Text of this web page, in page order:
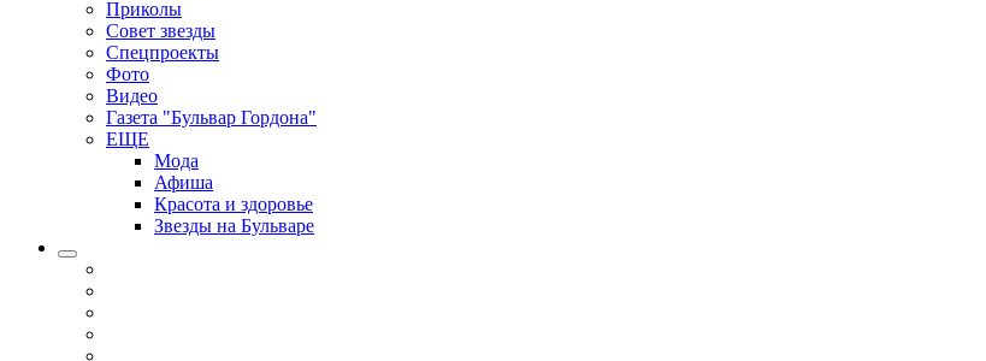
Приколы
Совет звезды
Спецпроекты
Фото
Видео
Газета "Бульвар Гордона"
ЕЩЕ
Мода
Афиша
Красота и здоровье
Звезды на Бульваре